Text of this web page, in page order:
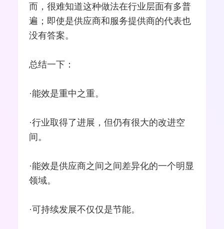
而，很难知道这种做法在行业层面有多普
遍；即使是供应商和服务提供商的代表也
没有答案。
总结一下：
·能效是重中之重。
·行业取得了进展，但仍有很大的改进空
间。
·能效是供应商之间之间差异化的一个明显
领域。
·可持续发展不仅仅是节能。